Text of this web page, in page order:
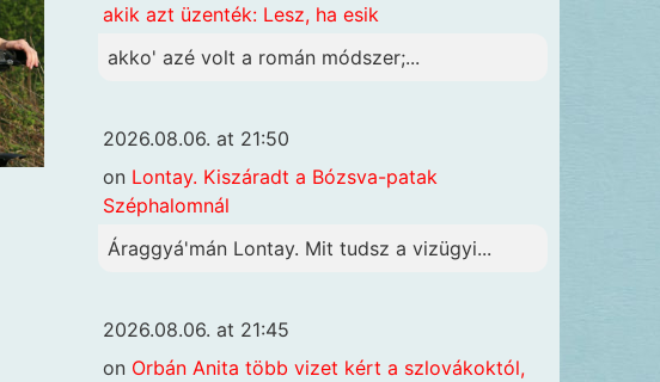
akik azt üzenték: Lesz, ha esik
akko' azé volt a román módszer;...
2026.08.06. at 21:50
on Lontay. Kiszáradt a Bózsva-patak
Széphalomnál
Áraggyá'mán Lontay. Mit tudsz a vizügyi...
2026.08.06. at 21:45
on Orbán Anita több vizet kért a szlovákoktól,